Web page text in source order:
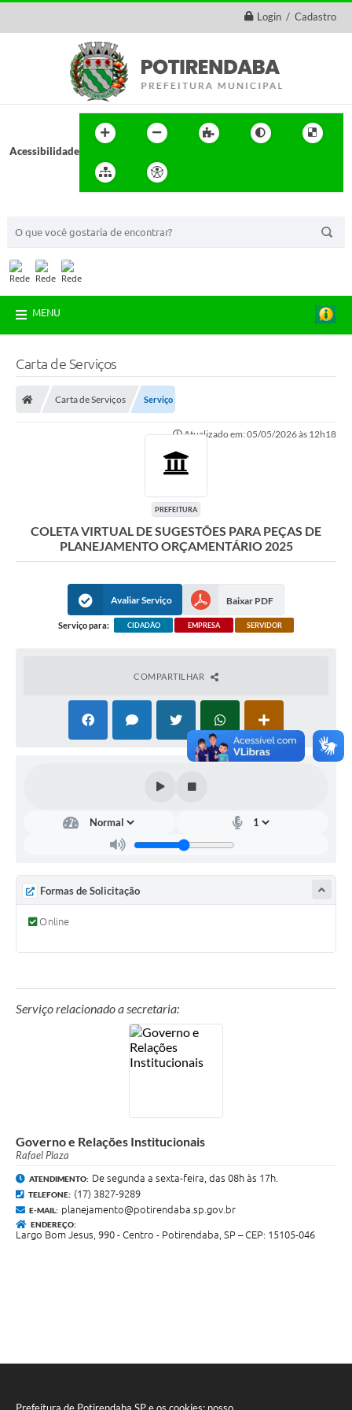
Login / Cadastro
Acessibilidade
MENU
Carta de Serviços
Carta de Serviços Serviço
Atualizado em: 05/05/2026 às 12h18
PREFEITURA
COLETA VIRTUAL DE SUGESTÕES PARA PEÇAS DE
PLANEJAMENTO ORÇAMENTÁRIO 2025
Avaliar Serviço Baixar PDF
Serviço para: CIDADÃO EMPRESA SERVIDOR
COMPARTILHAR
Formas de Solicitação
Online
Serviço relacionado a secretaria:
Governo e Relações Institucionais
Rafael Plaza
ATENDIMENTO: De segunda a sexta-feira, das 08h às 17h.
TELEFONE: (17) 3827-9289
E-MAIL: planejamento@potirendaba.sp.gov.br
ENDEREÇO:
Largo Bom Jesus, 990 - Centro - Potirendaba, SP – CEP: 15105-046